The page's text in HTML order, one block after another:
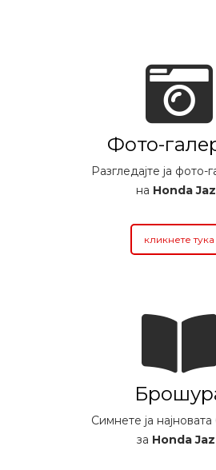
Фото-
Разгледајте ја фото-
на Honda
кликнете тука
Симнете ја
за Honda